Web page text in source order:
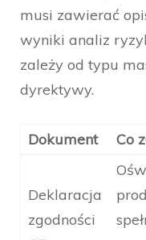
musi zawierać
wyniki analiz
zależy od typu
dyrektywy.
Dokument Co
Deklaracja
zgodności